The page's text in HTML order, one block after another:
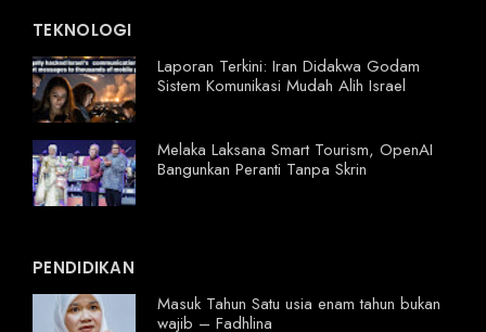
TEKNOLOGI
Laporan Terkini: Iran Didakwa Godam
Sistem Komunikasi Mudah Alih Israel
Melaka Laksana Smart Tourism, OpenAI
Bangunkan Peranti Tanpa Skrin
PENDIDIKAN
Masuk Tahun Satu usia enam tahun bukan
wajib – Fadhlina